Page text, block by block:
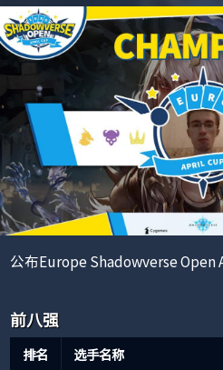
公布Europe Shadowverse Open
前八强
排名 选手名称